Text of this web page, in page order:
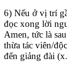
6) Nếu ở vị trí
đọc xong lời
Amen, tức là
thừa tác viên/
đến giảng đài